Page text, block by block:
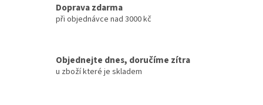
Doprava zdarma
při objednávce nad 3000 kč
Objednejte dnes, doručíme zítra
u zboží které je skladem